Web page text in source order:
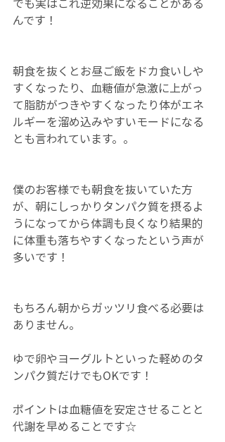
んです！
朝食を抜くとお昼ご飯をドカ食いしや
すくなったり、血糖値が急激に上がっ
て脂肪がつきやすくなったり体がエネ
ルギーを溜め込みやすいモードになる
とも言われています。。
僕のお客様でも朝食を抜いていた方
が、朝にしっかりタンパク質を摂るよ
うになってから体調も良くなり結果的
に体重も落ちやすくなったという声が
多いです！
もちろん朝からガッツリ食べる必要は
ありません。
ゆで卵やヨーグルトといった軽めのタ
ンパク質だけでもOKです！
ポイントは血糖値を安定させることと
代謝を早めることです☆